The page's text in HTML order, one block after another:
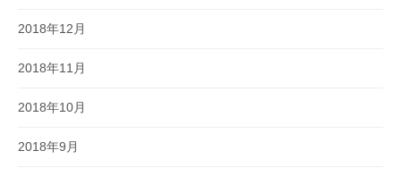
2018年12月
2018年11月
2018年10月
2018年9月